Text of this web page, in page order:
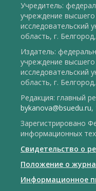
Учредитель:
учреждение
исследовательский
область, г.
Издатель:
учреждение
исследовательский
область, г.
Редакция: главный
bykanova@bsuedu.ru,
Зарегистрировано
информационных
Свидетельство о
Положение о
Информационное